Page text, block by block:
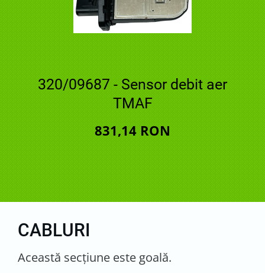
320/09687 - Sensor debit aer
TMAF
831,14 RON
CABLURI
Această secţiune este goală.